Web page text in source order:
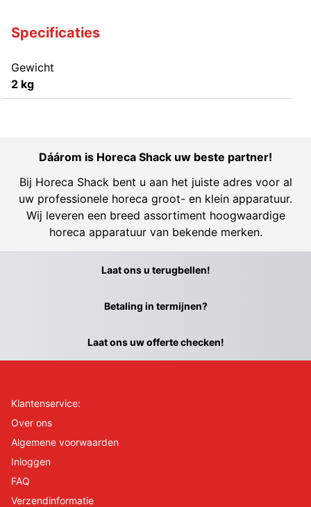
Specificaties
Gewicht
2 kg
Dáárom is Horeca Shack uw beste partner!
Bij Horeca Shack bent u aan het juiste adres voor al
uw professionele horeca groot- en klein apparatuur.
Wij leveren een breed assortiment hoogwaardige
horeca apparatuur van bekende merken.
Laat ons u terugbellen!
Betaling in termijnen?
Laat ons uw offerte checken!
Klantenservice:
Over ons
Algemene voorwaarden
Inloggen
FAQ
Verzendinformatie